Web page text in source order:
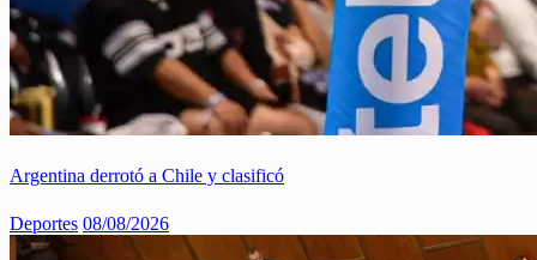
Argentina derrotó a Chile y clasificó
Deportes 08/08/2026